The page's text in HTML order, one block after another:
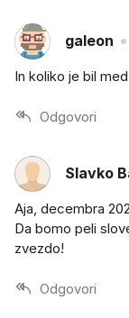
galeon
In koliko je bil
Odgovori
Slavko
Aja, decembra
Da bomo peli
zvezdo!
Odgovori